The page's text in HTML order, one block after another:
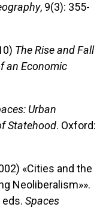
, 9(3): 355-
The Rise and Fall
an Economic
Urban
Statehood. Oxford:
«Cities and the
Neoliberalism»».
eds.Spaces